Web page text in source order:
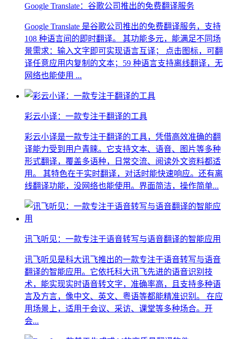
Google Translate：谷歌公司推出的免费翻译服务
Google Translate 是谷歌公司推出的免费翻译服务，支持
108 种语言间的即时翻译。 其功能多元，能满足不同场
景需求：输入文字即可实现语言互译； 点击图标，可翻
译任意应用内复制的文本；59 种语言支持离线翻译，无
网络也能使用 ...
彩云小译：一款专注于翻译的工具
彩云小译是一款专注于翻译的工具，凭借高效准确的翻
译能力受到用户青睐。它支持文本、语音、图片等多种
形式翻译，覆盖多语种，日常交流、阅读外文资料都适
用。 其特色在于实时翻译，对话时能快速响应。还有离
线翻译功能，没网络也能使用。界面简洁，操作简单...
讯飞听见：一款专注于语音转写与语音翻译的智能应用
讯飞听见是科大讯飞推出的一款专注于语音转写与语音
翻译的智能应用。它依托科大讯飞先进的语音识别技
术，能实现实时语音转文字，准确率高，且支持多种语
言及方言，像中文、英文、粤语等都能精准识别。 在应
用场景上，适用于会议、采访、课堂等多种场合。开
会...